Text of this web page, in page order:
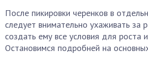
После пикировки черенков в
следует внимательно ухаживать за
создать ему все условия для роста
Остановимся подробней на